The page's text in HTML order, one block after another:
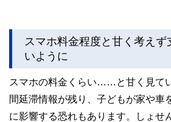
スマホ料金程度と甘く考えず
いように
スマホの料金くらい……と甘く見て
間延滞情報が残り、子どもが家や車
に影響する恐れもあります。しょせ